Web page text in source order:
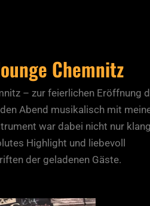
Chemnitz
– zur feierlichen Eröffnung
Abend musikalisch mit
war dabei nicht nur
Highlight und liebevoll
der geladenen Gäste.